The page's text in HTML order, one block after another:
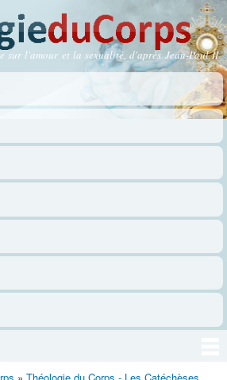
principal
sur l'amour et la sexualité, d'après Jean-Paul II